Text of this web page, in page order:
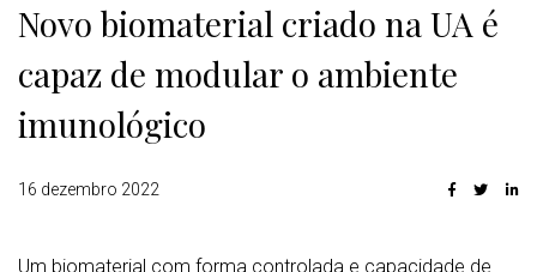
Novo biomaterial criado na UA é
capaz de modular o ambiente
imunológico
16 dezembro 2022
Um biomaterial com forma controlada e capacidade de